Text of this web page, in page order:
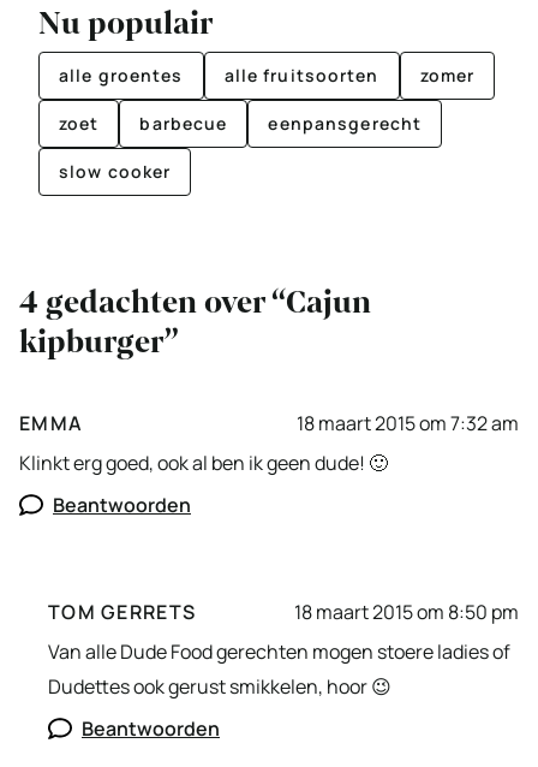
Nu populair
alle groentes alle fruitsoorten zomer
zoet barbecue eenpansgerecht
slow cooker
4 gedachten over “Cajun
kipburger”
EMMA
18 maart 2015 om 7:32 am
Klinkt erg goed, ook al ben ik geen dude! 🙂
Beantwoorden
TOM GERRETS
18 maart 2015 om 8:50 pm
Van alle Dude Food gerechten mogen stoere ladies of
Dudettes ook gerust smikkelen, hoor 😉
Beantwoorden